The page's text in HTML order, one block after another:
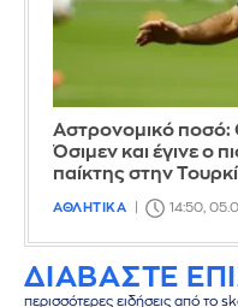
Αστρονομικό ποσό:
Όσιμεν και έγινε ο
παίκτης στην
ΑΘΛΗΤΙΚΑ 14:50,
ΔΙΑΒΑΣΤΕ
περισσότερες ειδήσεις από το